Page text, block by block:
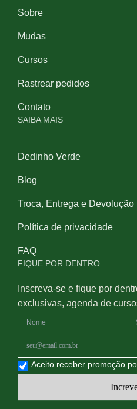
Sobre
Mudas
Cursos
Rastrear pedidos
Contato
SAIBA MAIS
Dedinho Verde
Blog
Troca, Entrega e Devolução
Política de privacidade
FAQ
FIQUE POR DENTRO
Inscreva-se e fique por
exclusivas, agenda de
Aceito receber promoção